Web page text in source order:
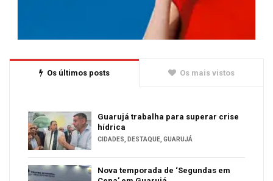
Os últimos posts Os mais vistos
Guarujá trabalha para superar crise
hídrica
CIDADES, DESTAQUE, GUARUJÁ
Nova temporada de ‘Segundas em